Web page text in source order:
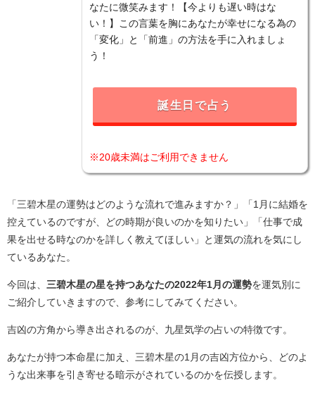
なたに微笑みます！【今よりも遅い時はな
い！】この言葉を胸にあなたが幸せになる為の
「変化」と「前進」の方法を手に入れましょ
う！
誕生日で占う
※20歳未満はご利用できません
「三碧木星の運勢はどのような流れで進みますか？」「1月に結婚を
控えているのですが、どの時期が良いのかを知りたい」「仕事で成
果を出せる時なのかを詳しく教えてほしい」と運気の流れを気にし
ているあなた。
今回は、 三碧木星の星を持つあなたの2022年1月の運勢を運気別に
ご紹介していきますので、参考にしてみてください。
吉凶の方角から導き出されるのが、九星気学の占いの特徴です。
あなたが持つ本命星に加え、三碧木星の1月の吉凶方位から、どのよ
うな出来事を引き寄せる暗示がされているのかを伝授します。